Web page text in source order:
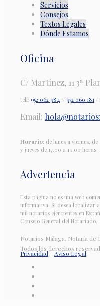
Servicios
Consejos
Textos Legales
Dónde Estamos
Oficina
C/ Martínez, 11 3ª
telf: 952 062 984 // 952 060 181 /
Email:
Horario: de lunes a viernes,
y jueves de 17.00 a 19.00 horas
Advertencia
Esta página no es una web
informativa. Si desea localizar
mil notarios ejercientes en
Consejo General del Notariado.
Notarios Málaga. Notaría
Todos los derechos
Privacidad-Aviso Legal